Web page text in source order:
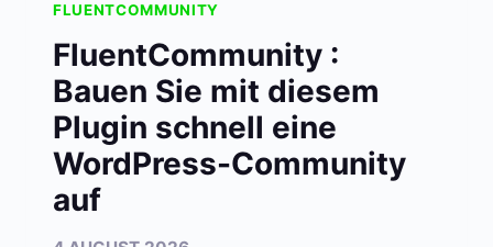
FLUENTCOMMUNITY
FluentCommunity :
Bauen Sie mit diesem
Plugin schnell eine
WordPress-Community
auf